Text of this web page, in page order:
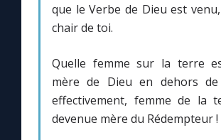
que le Verbe de Dieu est
chair de toi.
Quelle femme sur la terre
mère de Dieu en dehors
effectivement, femme de la
devenue mère du Rédempteur !